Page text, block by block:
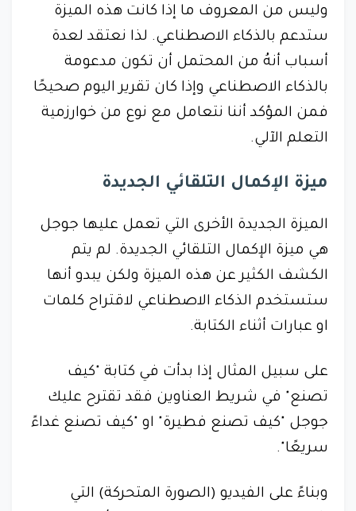
وليس من المعروف ما إذا كانت هذه الميزة
ستدعم بالذكاء الاصطناعي. لذا نعتقد لعدة
أسباب أنهُ من المحتمل أن تكون مدعومة
بالذكاء الاصطناعي وإذا كان تقرير اليوم صحيحًا
فمن المؤكد أننا نتعامل مع نوع من خوارزمية
التعلم الآلي.
ميزة الإكمال التلقائي الجديدة
الميزة الجديدة الأخرى التي تعمل عليها جوجل
هي ميزة الإكمال التلقائي الجديدة. لم يتم
الكشف الكثير عن هذه الميزة ولكن يبدو أنها
ستستخدم الذكاء الاصطناعي لاقتراح كلمات
او عبارات أثناء الكتابة.
على سبيل المثال إذا بدأت في كتابة "كيف
تصنع" في شريط العناوين فقد تقترح عليك
جوجل "كيف تصنع فطيرة" او "كيف تصنع غداءً
سريعًا".
وبناءً على الفيديو (الصورة المتحركة) التي